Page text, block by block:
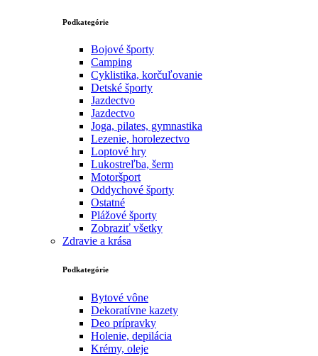
Podkategórie
Bojové športy
Camping
Cyklistika, korčuľovanie
Detské športy
Jazdectvo
Jazdectvo
Joga, pilates, gymnastika
Lezenie, horolezectvo
Loptové hry
Lukostreľba, šerm
Motoršport‎
Oddychové športy
Ostatné
Plážové športy
Zobraziť všetky
Zdravie a krása
Podkategórie
Bytové vône
Dekoratívne kazety
Deo prípravky
Holenie, depilácia
Krémy, oleje